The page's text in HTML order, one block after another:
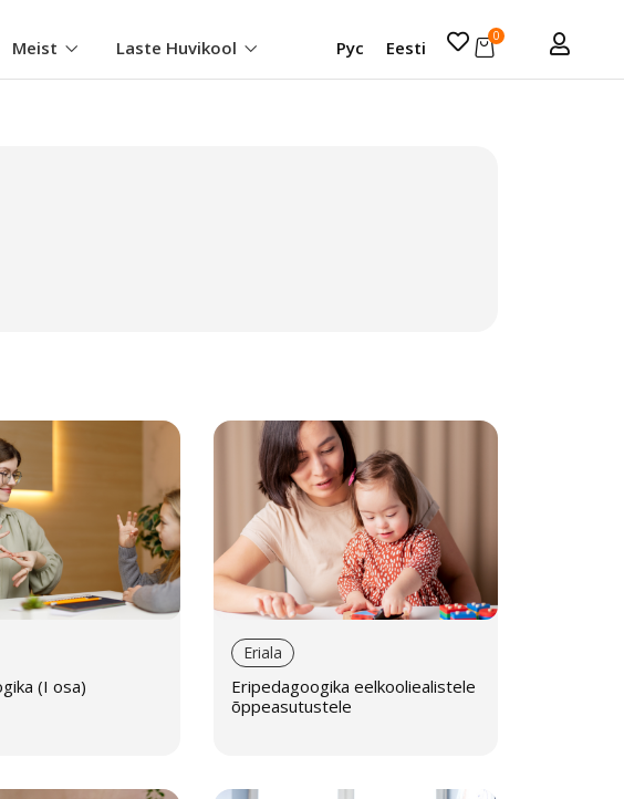
Meist Laste Huvikool Рус Eesti
0
(I osa)
Eriala
Eripedagoogika eelkooliealistele
õppeasutustele